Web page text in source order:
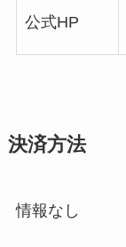
公式HP
決済方法
情報なし